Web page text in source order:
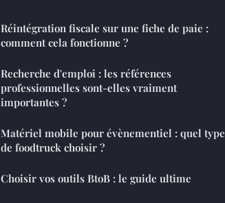
Réintégration fiscale sur une fiche de paie :
comment cela fonctionne ?
Recherche d'emploi : les références
professionnelles sont-elles vraiment
importantes ?
Matériel mobile pour évènementiel : quel type
de foodtruck choisir ?
Choisir vos outils BtoB : le guide ultime